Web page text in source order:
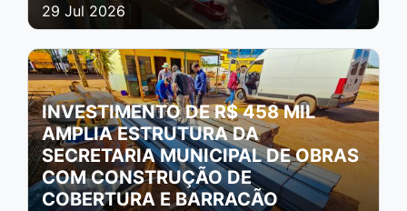
29 Jul 2026
INVESTIMENTO DE R$ 458 MIL
AMPLIA ESTRUTURA DA
SECRETARIA MUNICIPAL DE OBRAS
COM CONSTRUÇÃO DE
COBERTURA E BARRACÃO